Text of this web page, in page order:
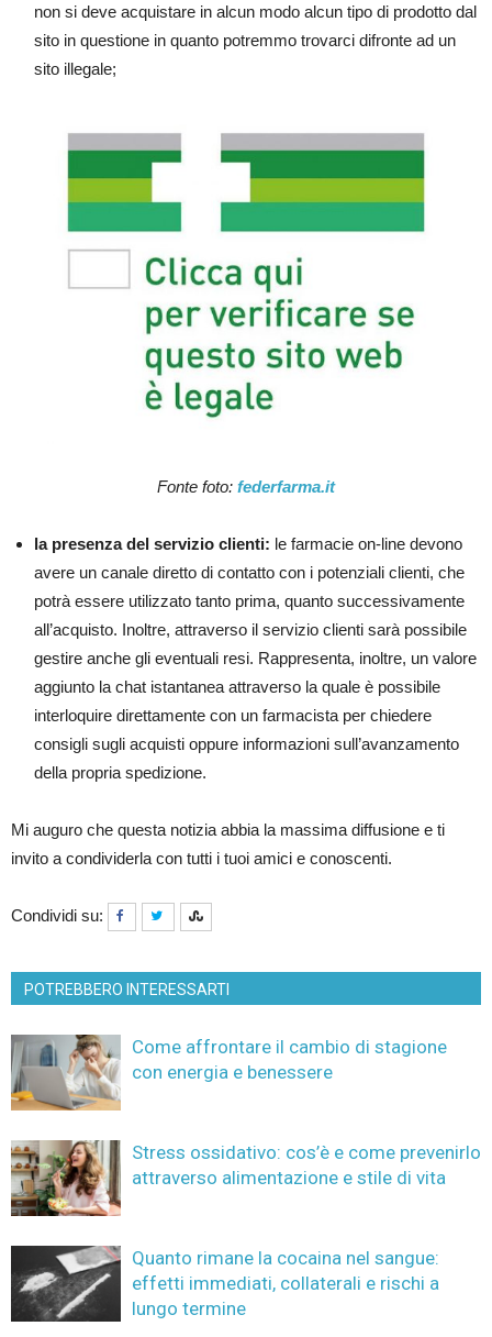
non si deve acquistare in alcun modo alcun tipo di prodotto dal
sito in questione in quanto potremmo trovarci difronte ad un
sito illegale;
Fonte foto: federfarma.it
la presenza del servizio clienti: le farmacie on-line devono
avere un canale diretto di contatto con i potenziali clienti, che
potrà essere utilizzato tanto prima, quanto successivamente
all’acquisto. Inoltre, attraverso il servizio clienti sarà possibile
gestire anche gli eventuali resi. Rappresenta, inoltre, un valore
aggiunto la chat istantanea attraverso la quale è possibile
interloquire direttamente con un farmacista per chiedere
consigli sugli acquisti oppure informazioni sull’avanzamento
della propria spedizione.
Mi auguro che questa notizia abbia la massima diffusione e ti
invito a condividerla con tutti i tuoi amici e conoscenti.
Condividi su:
POTREBBERO INTERESSARTI
Come affrontare il cambio di stagione
con energia e benessere
Stress ossidativo: cos’è e come prevenirlo
attraverso alimentazione e stile di vita
Quanto rimane la cocaina nel sangue:
effetti immediati, collaterali e rischi a
lungo termine